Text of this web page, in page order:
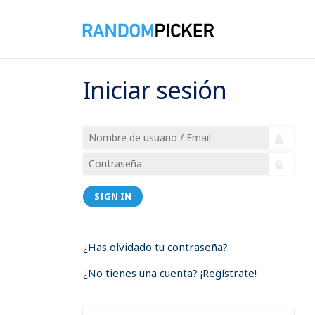
Iniciar sesión
SIGN IN
¿Has olvidado tu contraseña?
¿No tienes una cuenta? ¡Regístrate!